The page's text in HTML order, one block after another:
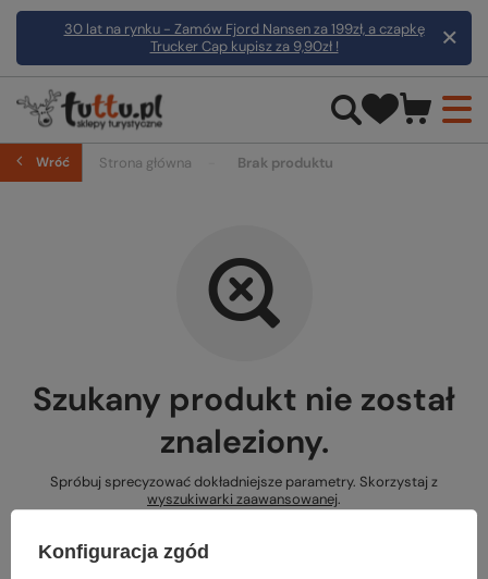
30 lat na rynku - Zamów Fjord Nansen za 199zł, a czapkę
Trucker Cap kupisz za 9,90zł !
Wróć Strona główna Brak produktu
Szukany produkt nie został
znaleziony.
Spróbuj sprecyzować dokładniejsze parametry. Skorzystaj z
wyszukiwarki zaawansowanej.
Konfiguracja zgód